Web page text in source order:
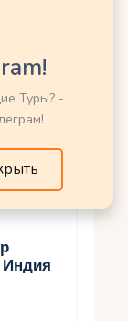
Индия
Туры? -